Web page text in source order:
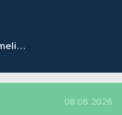
08.08.2026